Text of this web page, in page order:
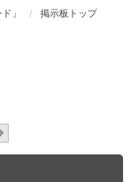
」 掲示板トップ